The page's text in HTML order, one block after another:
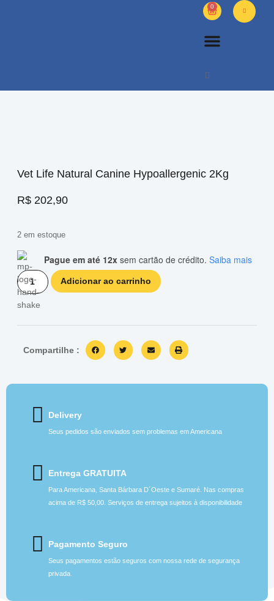
0
Vet Life Natural Canine Hypoallergenic 2Kg
R$ 202,90
2 em estoque
Pague em até 12x sem cartão de crédito. Saiba mais
Adicionar ao carrinho
Compartilhe :
Delivery
Seus pedidos são enviados sem problemas em Americana
Entrega GRATUITA
Para Americana, Santa Bárbara D´Oeste e Sumaré. Nas compras
acima de R$ 50,00. Serviços de entrega sujeitos à disponibilidade
Pagamento Seguro
Seus pagamentos estão seguros com nossa rede de segurança
privada.